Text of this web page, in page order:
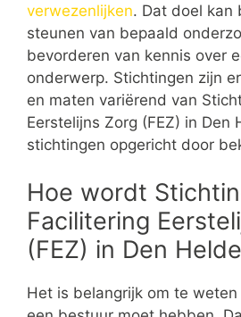
verwezenlijken. Dat doel kan
steunen van bepaald
bevorderen van kennis over
onderwerp. Stichtingen zijn
en maten variërend van
Eerstelijns Zorg (FEZ) in
stichtingen opgericht door
Hoe wordt
Facilitering
(FEZ) in Den
Het is belangrijk om te